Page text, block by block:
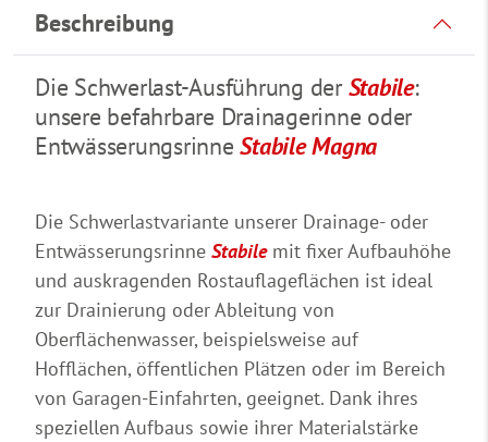
Beschreibung
Die Schwerlast-Ausführung derStabile:
unsere befahrbare Drainagerinne oder
EntwässerungsrinneStabile Magna
Die Schwerlastvariante unserer Drainage- oder
Entwässerungsrinne Stabilemit fixer Aufbauhöhe
und auskragenden Rostauflageflächen ist ideal
zur Drainierung oder Ableitung von
Oberflächenwasser, beispielsweise auf
Hofflächen, öffentlichen Plätzen oder im Bereich
von Garagen-Einfahrten, geeignet. Dank ihres
speziellen Aufbaus sowie ihrer Materialstärke